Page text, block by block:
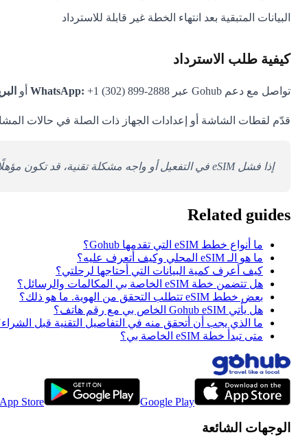
البيانات المتبقية بعد انتهاء الخطة غير قابلة للاسترداد
كيفية طلب الاسترداد
تواصل مع دعم Gohub عبر WhatsApp: +1 (302) 899-2888 أو
قدّم لقطات الشاشة أو إعدادات الجهاز ذات الصلة في حالات
إذا فشل eSIM في التفعيل أو واجه مشكلة تقنية، قد تكون مؤهلًا أيضًا لضمان استبدال eSIM خلال ساعة من Gohub. راجع
Related guides
ما أنواع خطط eSIM التي تقدمها Gohub؟
ما هو الـ eSIM المحلي وكيف أتعرف عليه؟
كيف أعرف كمية البيانات التي أحتاجها لرحلتي؟
هل تتضمن خطة eSIM الخاصة بي المكالمات والرسائل؟
بعض خطط eSIM تتطلب التحقق من الهوية. ما هو ذلك؟
هل يأتي Gohub eSIM الخاص بي مع رقم هاتف؟
ما الذي يجب أن أتحقق منه في التفاصيل التقنية قبل
متى تبدأ خطة eSIM الخاصة بي؟
App Store Google Play
الوجهات الشائعة